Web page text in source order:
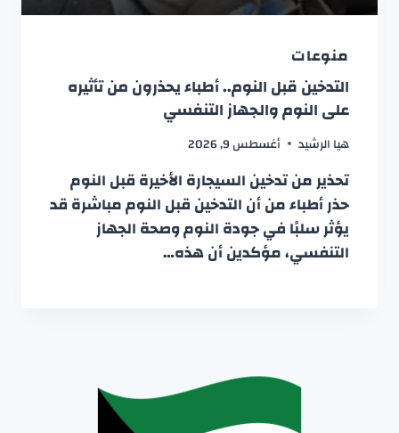
منوعات
التدخين قبل النوم.. أطباء يحذرون من تأثيره
على النوم والجهاز التنفسي
هيا الرشيد أغسطس 9, 2026
تحذير من تدخين السيجارة الأخيرة قبل النوم
حذر أطباء من أن التدخين قبل النوم مباشرة قد
يؤثر سلبًا في جودة النوم وصحة الجهاز
التنفسي، مؤكدين أن هذه…